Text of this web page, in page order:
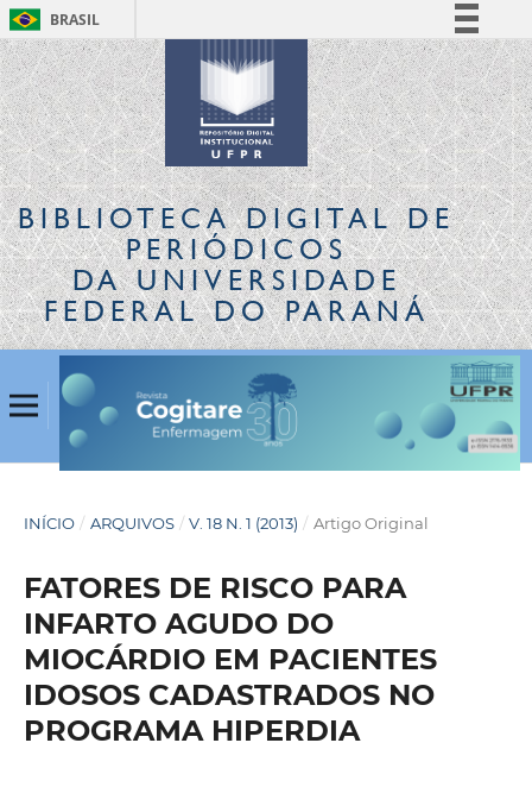
BRASIL
Simplifique!
Comunica BR
Participe
Acesso à informação
Legislação
Canais
BIBLIOTECA DIGITALDE
PERIÓDICOS
DA UNIVERSIDADE
FEDERAL DO PARANÁ
INÍCIO / ARQUIVOS / V. 18 N. 1 (2013) / Artigo Original
FATORES DE RISCO PARA
INFARTO AGUDO DO
MIOCÁRDIO EM PACIENTES
IDOSOS CADASTRADOS NO
PROGRAMA HIPERDIA